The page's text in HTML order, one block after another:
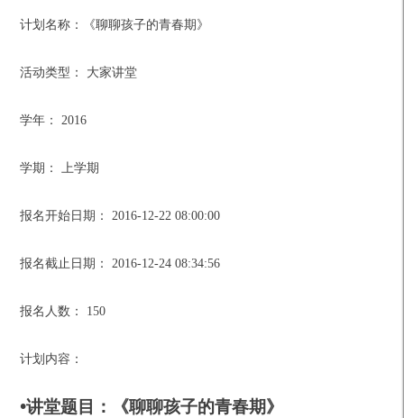
计划名称： 《聊聊孩子的青春期》
活动类型： 大家讲堂
学年： 2016
学期： 上学期
报名开始日期： 2016-12-22 08:00:00
报名截止日期： 2016-12-24 08:34:56
报名人数： 150
计划内容：
•讲堂题目：《聊聊孩子的青春期》